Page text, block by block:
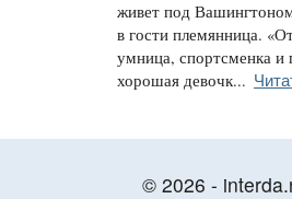
живет под
в гости племянница.
умница, спортсменка и
хорошая девочк...
© 2026 -